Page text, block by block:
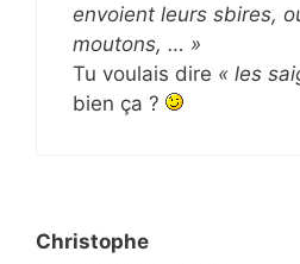
envoient leurs sbires,
moutons, … »
Tu voulais dire « les
bien ça ?
Christophe